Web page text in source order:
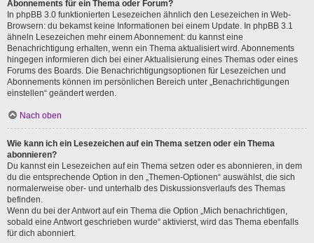
Abonnements für ein Thema oder Forum?
In phpBB 3.0 funktionierten Lesezeichen ähnlich den Lesezeichen in Web-
Browsern: du bekamst keine Informationen bei einem Update. In phpBB 3.1
ähneln Lesezeichen mehr einem Abonnement: du kannst eine
Benachrichtigung erhalten, wenn ein Thema aktualisiert wird. Abonnements
hingegen informieren dich bei einer Aktualisierung eines Themas oder eines
Forums des Boards. Die Benachrichtigungsoptionen für Lesezeichen und
Abonnements können im persönlichen Bereich unter „Benachrichtigungen
einstellen“ geändert werden.
Nach oben
Wie kann ich ein Lesezeichen auf ein Thema setzen oder ein Thema
abonnieren?
Du kannst ein Lesezeichen auf ein Thema setzen oder es abonnieren, in dem
du die entsprechende Option in den „Themen-Optionen“ auswählst, die sich
normalerweise ober- und unterhalb des Diskussionsverlaufs des Themas
befinden.
Wenn du bei der Antwort auf ein Thema die Option „Mich benachrichtigen,
sobald eine Antwort geschrieben wurde“ aktivierst, wird das Thema ebenfalls
für dich abonniert.